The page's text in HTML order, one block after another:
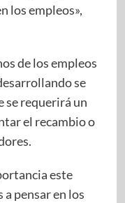
los empleos»,
de los empleos
se
se requerirá un
el recambio o
este
pensar en los